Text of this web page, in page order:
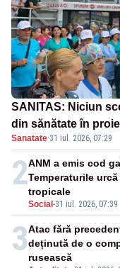
SANITAS: Niciun
din sănătate în
Sanatate·31 iul. 2026, 07:29
2
Social -31 iul. 2026, 07:39
ANM a emis cod
Temperaturile
tropicale
3Atac fără
deținută de o
rusească